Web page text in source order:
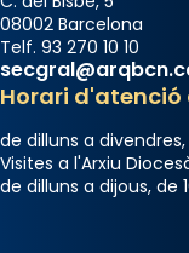
08002 Barcelona
Telf. 93 270 10 10
Horari d'atenció
de dilluns a divendres,
Visites a l'Arxiu
de dilluns a dijous, de